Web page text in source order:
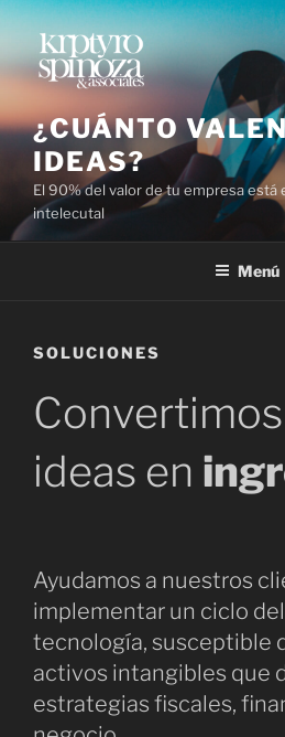
Ir
contenido
¿CUÁNTO
IDEAS?
El 90% del valor de tu empresa está
intelecutal
Menú
SOLUCIONES
ideas en
Ayudamos a nuestros
implementar un ciclo
tecnología, susceptible
activos intangibles que
estrategias fiscales,